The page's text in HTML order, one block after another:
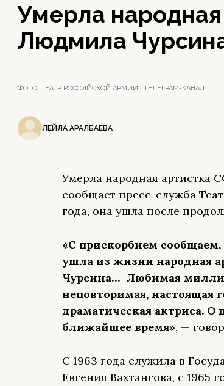
Умерла
Людмила
ФОТО: ТЕАТР РОССИЙСКОЙ АРМИИ | ТЕЛЕГРАМ-КАНАЛ
ЛЕЙЛА АРАЛБАЕВА
Умерла народная артистка
сообщает пресс-служба
года, она ушла после
«С прискорбием
ушла из жизни народная
Чурсина… Любимая
неповторимая, настоящая
драматическая актриса.
ближайшее время», —
С 1963 года служила в
Евгения Вахтангова, с 1965